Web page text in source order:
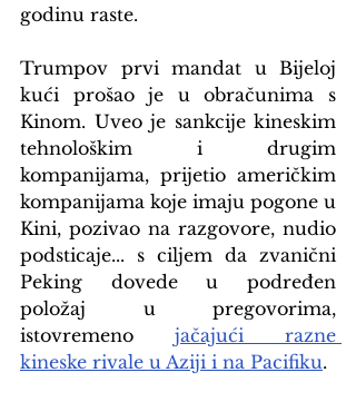
godinu raste.
Trumpov prvi mandat u Bijeloj
kući prošao je u obračunima s
Kinom. Uveo je sankcije kineskim
tehnološkim i drugim
kompanijama, prijetio američkim
kompanijama koje imaju pogone u
Kini, pozivao na razgovore, nudio
podsticaje... s ciljem da zvanični
Peking dovede u podređen
položaj u pregovorima,
istovremeno jačajući razne
kineske rivale u Aziji i na Pacifiku.